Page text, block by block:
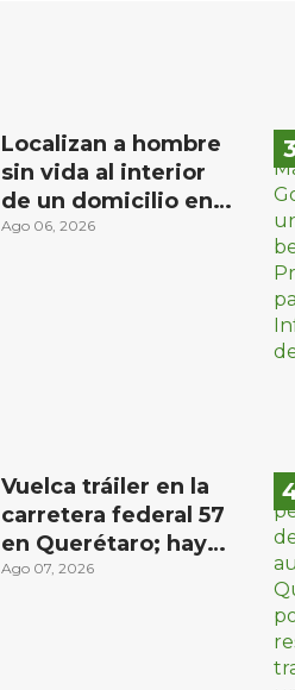
Localizan a hombre
sin vida al interior
de un domicilio en
la comunidad El
Ago 06, 2026
Vuelca tráiler en la
carretera federal 57
en Querétaro; hay
derrame de
Ago 07, 2026